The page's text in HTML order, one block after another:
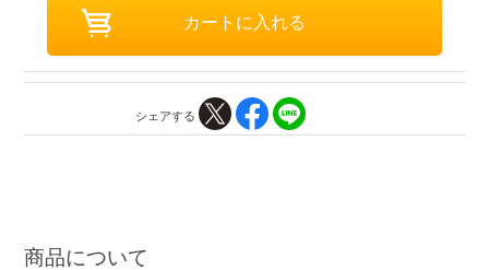
シェアする
商品について